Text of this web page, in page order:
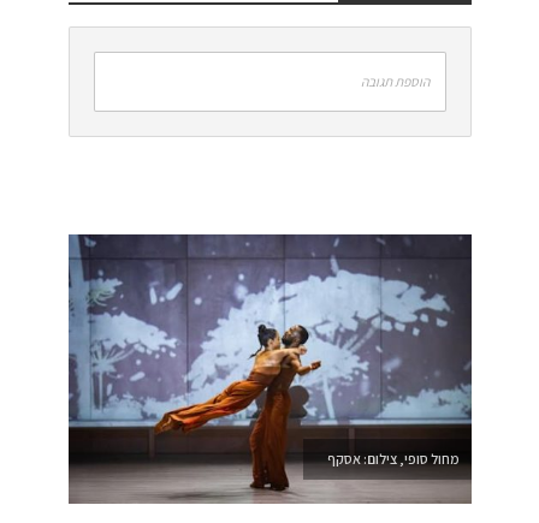
הוספת תגובה
מחול סופי, צילום: אסקף